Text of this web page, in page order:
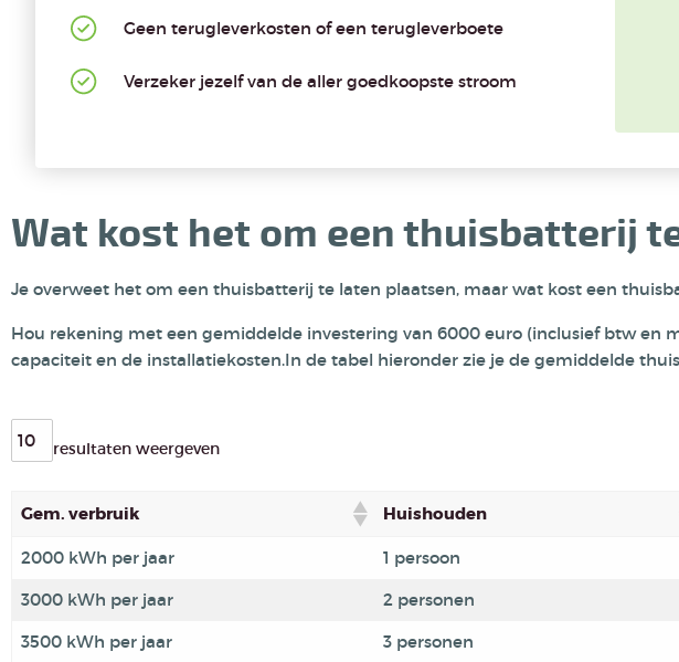
Geen terugleverkosten of een terugleverboete
Verzeker jezelf van de aller goedkoopste stroom
Wat kost het om een thuisbatterij
Je overweet het om een thuisbatterij te laten plaatsen, maar wat kost een
Hou rekening met een gemiddelde investering van 6000 euro (inclusief btw en
capaciteit en de installatiekosten.In de tabel hieronder zie je de gemiddelde
resultaten weergeven
Gem. verbruik Huishouden
2000 kWh per jaar 1 persoon
3000 kWh per jaar
2 personen
3500 kWh per jaar
3 personen